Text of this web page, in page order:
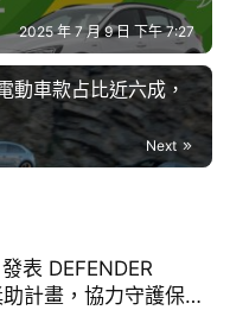
Close Ad
2025 年 7 月 9 日 下午 7:27
動車款占比近六成，
Next
表 DEFENDER
計畫，協力守護保育